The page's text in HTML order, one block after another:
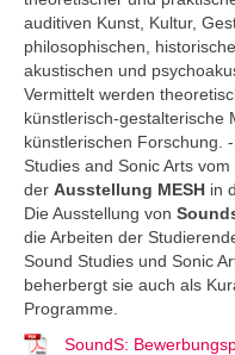
auditiven Kunst, Kultur,
philosophischen,
akustischen und
Vermittelt werden
künstlerisch-gestalterische
künstlerischen Forschung.
Studies and Sonic Arts
der Ausstellung MESH in
Die Ausstellung von
die Arbeiten der
Sound Studies und Sonic
beherbergt sie auch als
Programme.
SoundS: